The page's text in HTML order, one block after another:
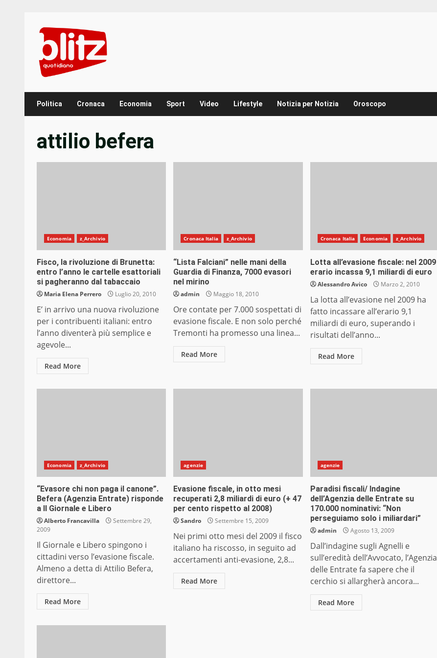
content
Politica Cronaca Economia Sport Video Lifestyle Notizia per Notizia Oroscopo
attilio befera
Economia z_Archivio
Fisco, la rivoluzione di Brunetta:
entro l’anno le cartelle esattoriali
si pagheranno dal tabaccaio
Maria Elena Perrero Luglio 20, 2010
E’ in arrivo una nuova rivoluzione
per i contribuenti italiani: entro
l’anno diventerà più semplice e
agevole...
Read More
Cronaca Italia z_Archivio
“Lista Falciani” nelle mani della
Guardia di Finanza, 7000 evasori
nel mirino
admin Maggio 18, 2010
Ore contate per 7.000 sospettati di
evasione fiscale. E non solo perché
Tremonti ha promesso una linea...
Read More
Cronaca Italia Economia z_Archivio
Lotta all’evasione fiscale: nel 2009
erario incassa 9,1 miliardi di euro
Alessandro Avico Marzo 2, 2010
La lotta all’evasione nel 2009 ha
fatto incassare all’erario 9,1
miliardi di euro, superando i
risultati dell’anno...
Read More
Economia z_Archivio
“Evasore chi non paga il canone”.
Befera (Agenzia Entrate) risponde
a Il Giornale e Libero
Alberto Francavilla
Settembre 29,
2009
Il Giornale e Libero spingono i
cittadini verso l’evasione fiscale.
Almeno a detta di Attilio Befera,
direttore...
Read More
agenzie
Evasione fiscale, in otto mesi
recuperati 2,8 miliardi di euro (+ 47
per cento rispetto al 2008)
Sandro Settembre 15, 2009
Nei primi otto mesi del 2009 il fisco
italiano ha riscosso, in seguito ad
accertamenti anti-evasione, 2,8...
Read More
agenzie
Paradisi fiscali/ Indagine
dell’Agenzia delle Entrate su
170.000 nominativi: “Non
perseguiamo solo i miliardari”
admin Agosto 13, 2009
Dall’indagine sugli Agnelli e
sull’eredità dell’Avvocato, l’Agenzia
delle Entrate fa sapere che il
cerchio si allargherà ancora...
Read More